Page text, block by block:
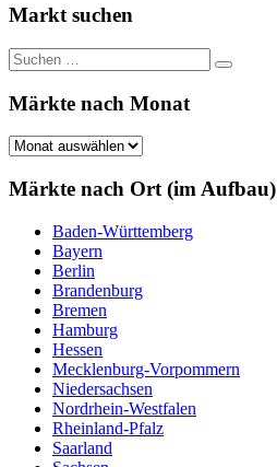
Markt suchen
Suchen
nach:
Suchen
Märkte nach Monat
Märkte
Monat
Märkte nach Ort (im Aufbau)
Baden-Württemberg
Bayern
Berlin
Brandenburg
Bremen
Hamburg
Hessen
Mecklenburg-Vorpommern
Niedersachsen
Nordrhein-Westfalen
Rheinland-Pfalz
Saarland